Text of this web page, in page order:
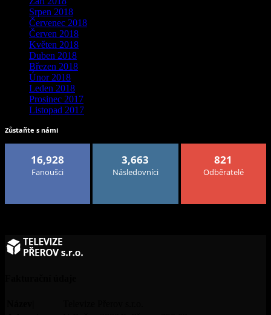
Srpen 2018
Červenec 2018
Červen 2018
Květen 2018
Duben 2018
Březen 2018
Únor 2018
Leden 2018
Prosinec 2017
Listopad 2017
Zůstaňte s námi
16,928
Fanoušci
3,663
Následovníci
821
Odběratelé